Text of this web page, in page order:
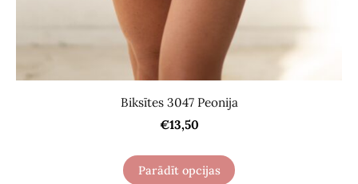
Biksītes 3047 Peonija
€13,50
Parādīt opcijas